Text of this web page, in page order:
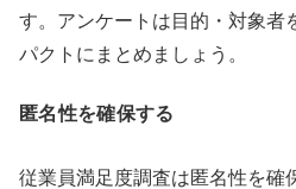
す。アンケートは目的・対象者
パクトにまとめましょう。
匿名性を確保する
従業員満足度調査は匿名性を確